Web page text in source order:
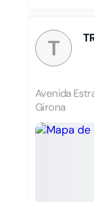
T
Avenida
Girona